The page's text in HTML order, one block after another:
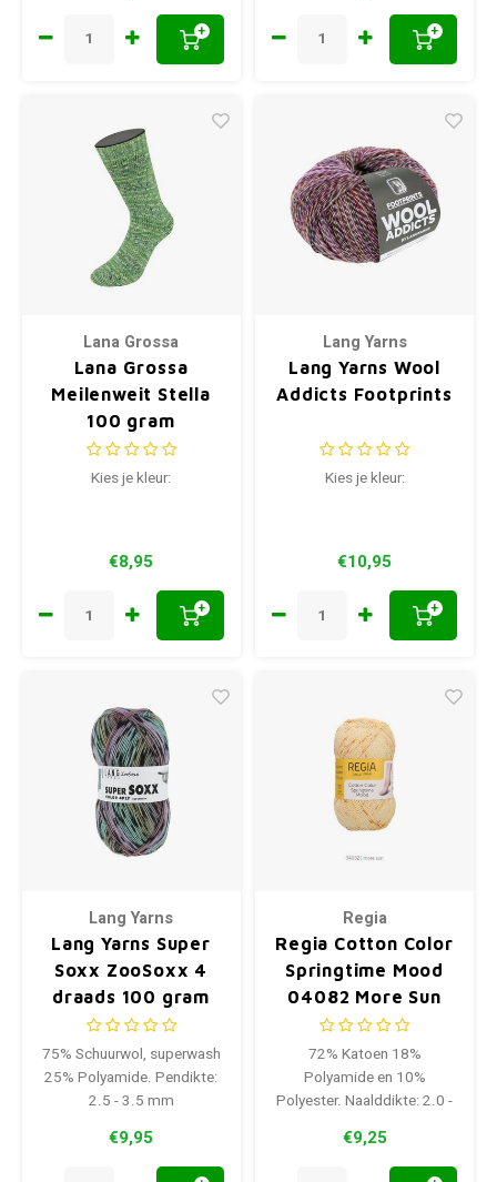
+ +
Lana Grossa
Lana Grossa
Meilenweit Stella
100 gram
Kies je kleur:
€8,95
+
Lang Yarns
Lang Yarns Wool
Addicts Footprints
Kies je kleur:
€10,95
+
Lang Yarns
Lang Yarns Super
Soxx ZooSoxx 4
draads 100 gram
0427
75% Schuurwol, superwash
25% Polyamide. Pendikte:
2.5 - 3.5 mm
€9,95
Regia
Regia Cotton Color
Springtime Mood
04082 More Sun
72% Katoen 18%
Polyamide en 10%
Polyester. Naalddikte: 2.0 -
€9,25